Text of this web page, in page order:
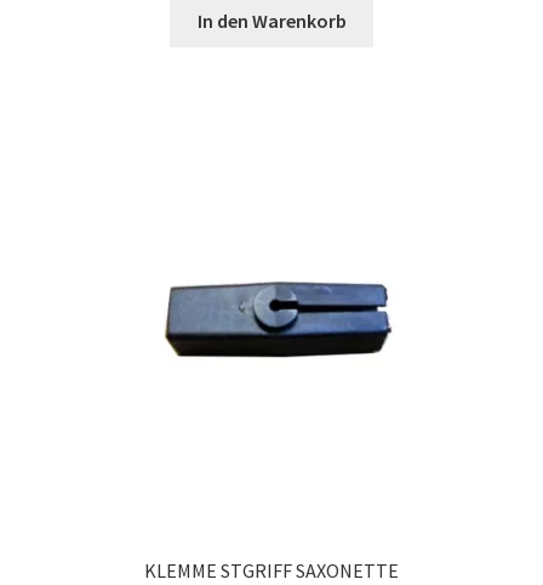
In den Warenkorb
KLEMME STGRIFF SAXONETTE